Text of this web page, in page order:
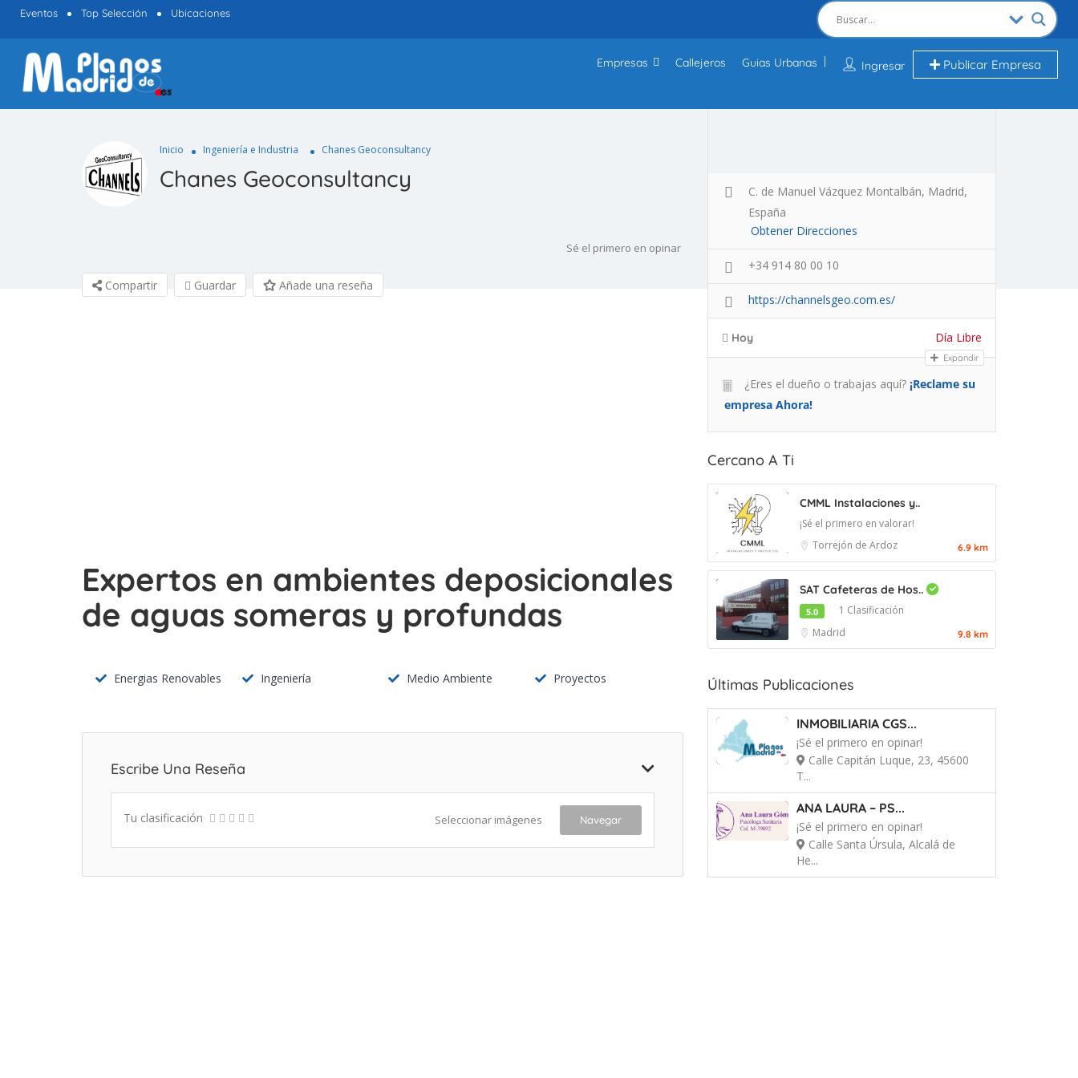
Eventos Top Selección Ubicaciones
Ingresar Publicar Empresa
Empresas Callejeros Guias Urbanas
Inicio Ingeniería e Industria Chanes Geoconsultancy
Chanes Geoconsultancy
Sé el primero en opinar
Compartir Guardar Añade una reseña
Expertos en ambientes deposicionales
de aguas someras y profundas
Energias Renovables Ingeniería Medio Ambiente Proyectos
Escribe Una Reseña
Tu clasificación Seleccionar imágenes Navegar
C. de Manuel Vázquez Montalbán, Madrid,
España
Obtener Direcciones
+34 914 80 00 10
https://channelsgeo.com.es/
Hoy Día Libre
Expandir
¿Eres el dueño o trabajas aquí? ¡Reclame su
empresa Ahora!
Cercano A Ti
CMML Instalaciones y..
¡Sé el primero en valorar!
Torrejón de Ardoz
6.9 km
SAT Cafeteras de Hos..
5.0
1 Clasificación
Madrid
9.8 km
Últimas Publicaciones
INMOBILIARIA CGS...
¡Sé el primero en opinar!
Calle Capitán Luque, 23, 45600
T...
ANA LAURA – PS...
¡Sé el primero en opinar!
Calle Santa Úrsula, Alcalá de
He...